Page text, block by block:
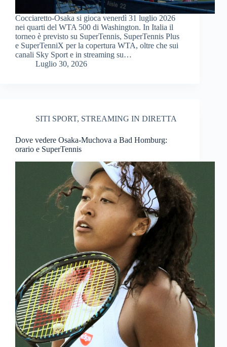
Cocciaretto-Osaka si gioca venerdì 31 luglio 2026
nei quarti del WTA 500 di Washington. In Italia il
torneo è previsto su SuperTennis, SuperTennis Plus
e SuperTenniX per la copertura WTA, oltre che sui
canali Sky Sport e in streaming su…
Luglio 30, 2026
SITI SPORT, STREAMING IN DIRETTA
Dove vedere Osaka-Muchova a Bad Homburg:
orario e SuperTennis